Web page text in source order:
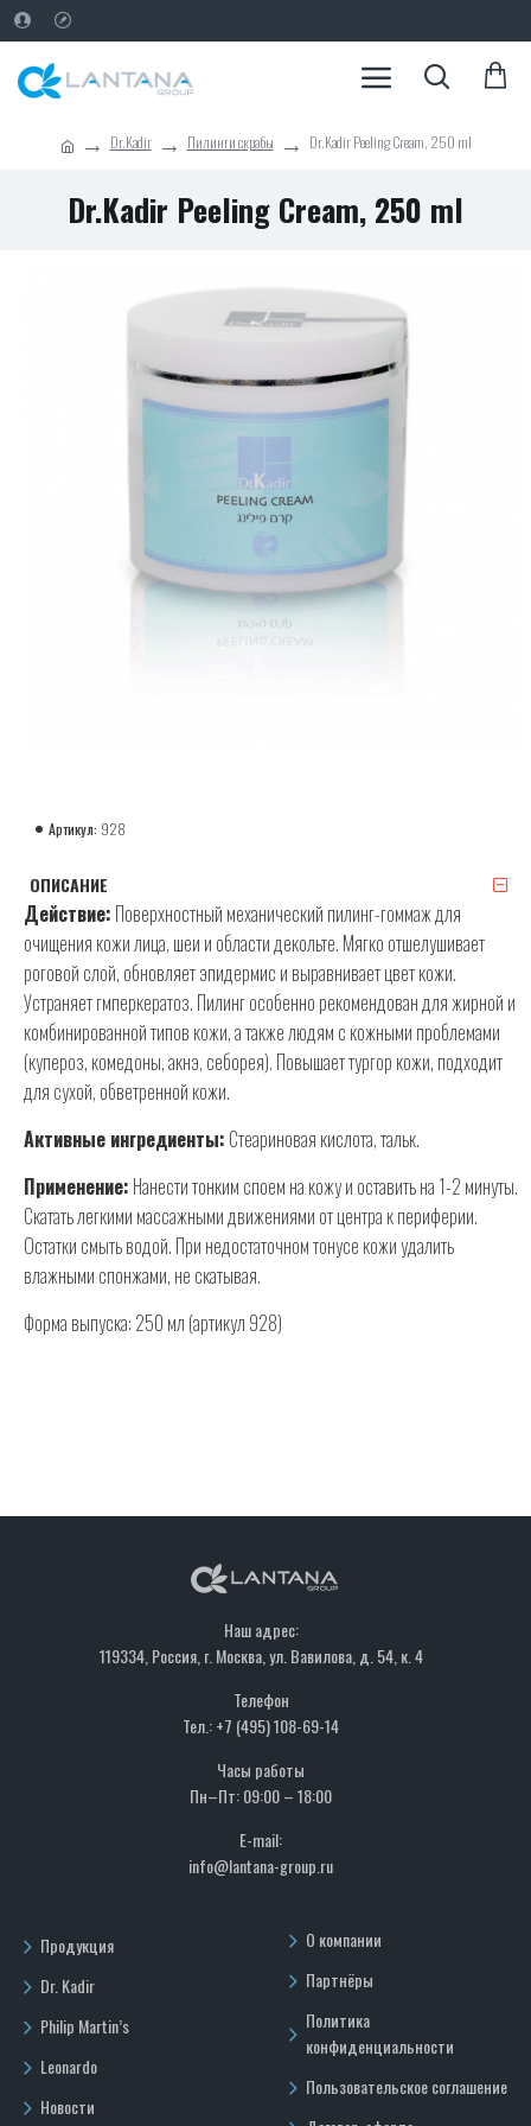
Dr.Kadir Пилинги скрабы Dr.Kadir Peeling Cream, 250 ml
Dr.Kadir Peeling Cream, 250 ml
Артикул: 928
ОПИСАНИЕ
Действие: Поверхностный механический пилинг-гоммаж для
очищения кожи лица, шеи и области декольте. Мягко отшелушивает
роговой слой, обновляет эпидермис и выравнивает цвет кожи.
Устраняет гмперкератоз. Пилинг особенно рекомендован для жирной и
комбинированной типов кожи, а также людям с кожными проблемами
(купероз, комедоны, акнэ, себорея). Повышает тургор кожи, подходит
для сухой, обветренной кожи.
Активные ингредиенты: Стеариновая кислота, тальк.
Применение: Нанести тонким споем на кожу и оставить на 1-2 минуты.
Скатать легкими массажными движениями от центра к периферии.
Остатки смыть водой. При недостаточном тонусе кожи удалить
влажными спонжами, не скатывая.
Форма выпуска: 250 мл (артикул 928)
Наш адрес:
119334, Россия, г. Москва, ул. Вавилова, д. 54, к. 4
Телефон
Тел.: +7 (495) 108-69-14
Часы работы
Пн–Пт: 09:00 – 18:00
E-mail:
info@lantana-group.ru
Продукция
Dr. Kadir
Philip Martin’s
Leonardo
Новости
О компании
Партнёры
Политика
конфиденциальности
Пользовательское соглашение